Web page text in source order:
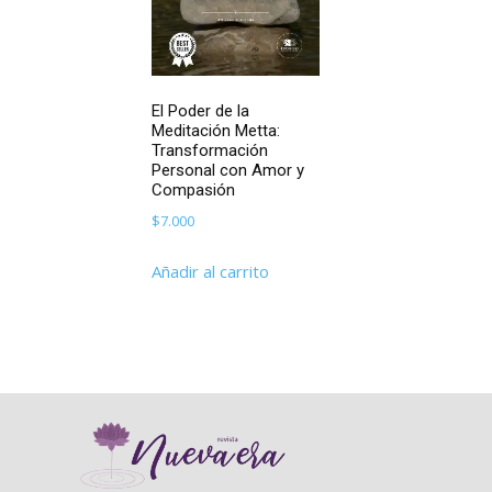
El Poder de la
Meditación Metta:
Transformación
Personal con Amor y
Compasión
$7.000
Añadir al carrito